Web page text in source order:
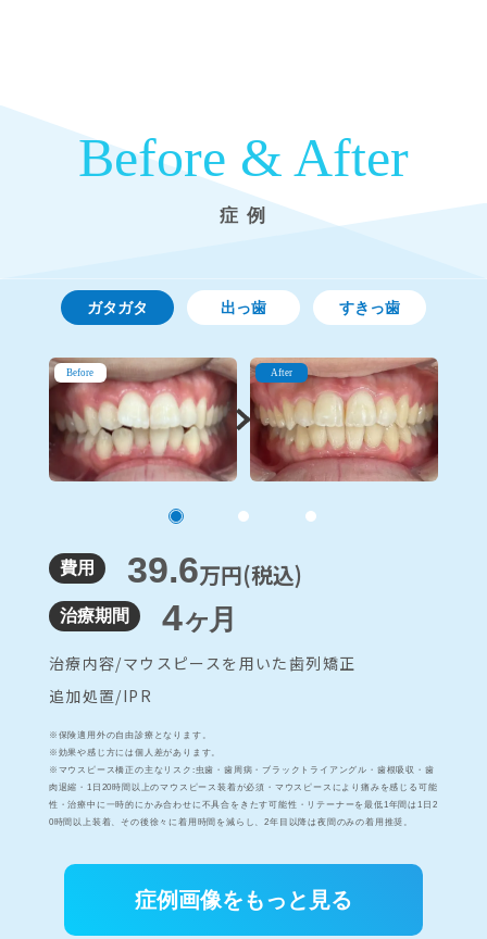
Before & After
症 例
ガタガタ 出っ歯 すきっ歯
Before After
費用 39.6万円(税込)
治療期間 4ヶ月
治療内容/マウスピースを用いた歯列矯正
追加処置/IPR
※保険適用外の自由診療となります。
※効果や感じ方には個人差があります。
※マウスピース橋正の主なリスク:虫歯・歯周病・ブラックトライアングル・歯根吸収・歯
肉退縮・1日20時間以上のマウスピース装着が必須・マウスピースにより痛みを感じる可能
性・治療中に一時的にかみ合わせに不具合をきたす可能性・リテーナーを最低1年間は1日2
0時間以上装着、その後徐々に着用時間を減らし、2年目以降は夜間のみの着用推奨。
症例画像をもっと見る